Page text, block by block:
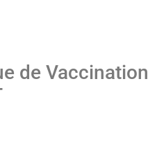
de Vaccination